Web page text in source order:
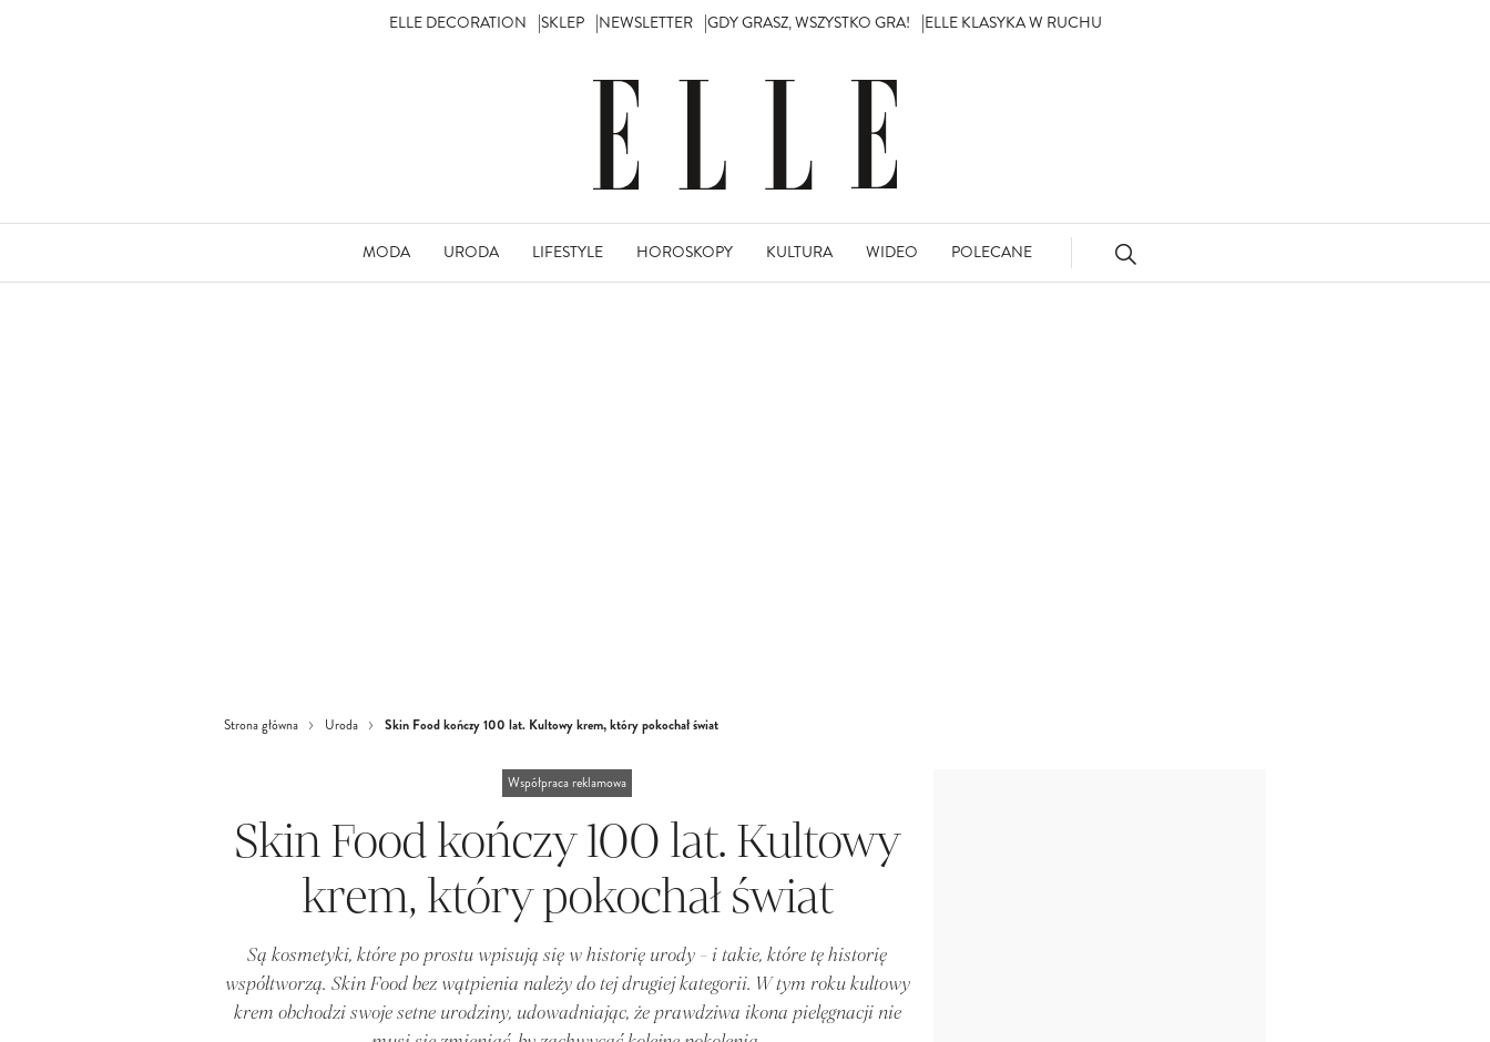
ELLE DECORATION SKLEP NEWSLETTER GDY GRASZ, WSZYSTKO GRA! ELLE KLASYKA W RUCHU
MODA URODA LIFESTYLE HOROSKOPY KULTURA WIDEO POLECANE
Strona główna Uroda Skin Food kończy 100 lat. Kultowy krem, który pokochał świat
Współpraca reklamowa
Skin Food kończy 100 lat. Kultowy
krem, który pokochał świat
Są kosmetyki, które po prostu wpisują się w historię urody - i takie, które tę historię
współtworzą. Skin Food bez wątpienia należy do tej drugiej kategorii. W tym roku kultowy
krem obchodzi swoje setne urodziny, udowadniając, że prawdziwa ikona pielęgnacji nie